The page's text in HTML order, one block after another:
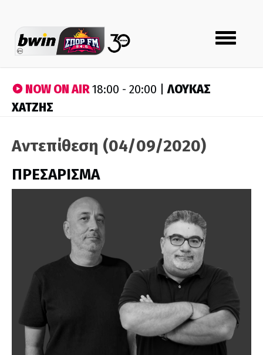
Toggle
navigation
NOW ON AIR18:00 - 20:00 |ΛΟΥΚΑΣ
ΧΑΤΖΗΣ
Αντεπίθεση (04/09/2020)
ΠΡΕΣΑΡΙΣΜΑ